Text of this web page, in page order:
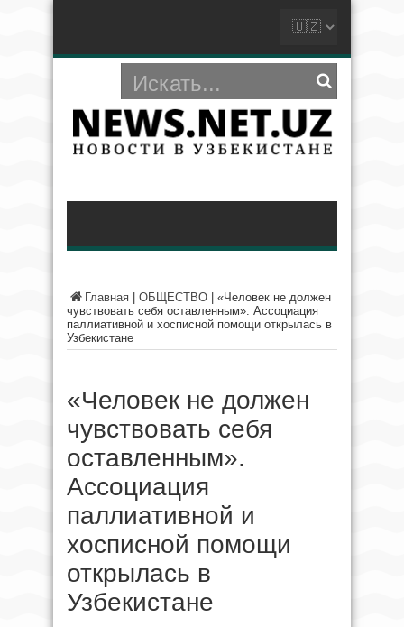
Главная ОБЩЕСТВО
«Человек не должен
чувствовать себя оставленным». Ассоциация
паллиативной и хосписной помощи открылась в
Узбекистане
«Человек не должен
чувствовать себя
оставленным».
Ассоциация
паллиативной и
хосписной помощи
открылась в
Узбекистане